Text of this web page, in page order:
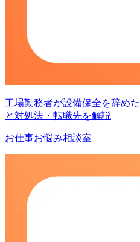
工場勤務者が設備保全を辞め
と対処法・転職先を解説
お仕事お悩み相談室